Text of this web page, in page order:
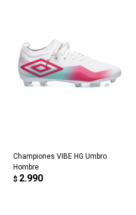
Championes VIBE HG Umbro
Hombre
$ 2.990